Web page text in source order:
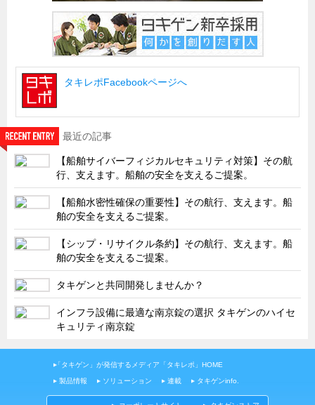
タキレポFacebookページへ
最近の記事
【船舶サイバーフィジカルセキュリティ対策】その航
行、支えます。船舶の安全を支えるご提案。
【船舶水密性確保の重要性】その航行、支えます。船
舶の安全を支えるご提案。
【シップ・リサイクル条約】その航行、支えます。船
舶の安全を支えるご提案。
タキゲンと共同開発しませんか？
インフラ設備に最適な南京錠の選択 タキゲンのハイセ
キュリティ南京錠
「タキゲン」が発信するメディア「タキレポ」HOME
製品情報 ソリューション 連載 タキゲンinfo.